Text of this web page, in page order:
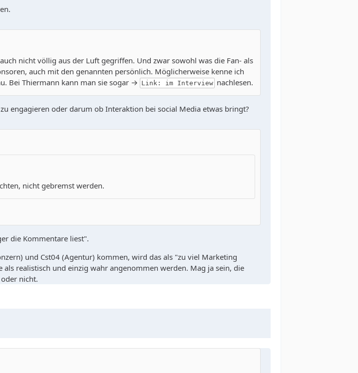
nicht völlig aus der Luft gegriffen. Und zwar sowohl was die Fan- als
auch mit den genannten persönlich. Möglicherweise kenne ich
Bei Thiermann kann man sie sogar → Link: im Interview nachlesen.
engagieren oder darum ob Interaktion bei social Media etwas bringt?
nicht gebremst werden.
die Kommentare liest".
und Cst04 (Agentur) kommen, wird das als "zu viel Marketing
realistisch und einzig wahr angenommen werden. Mag ja sein, die
nicht.